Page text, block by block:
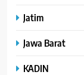
Jatim
Jawa Barat
KADIN